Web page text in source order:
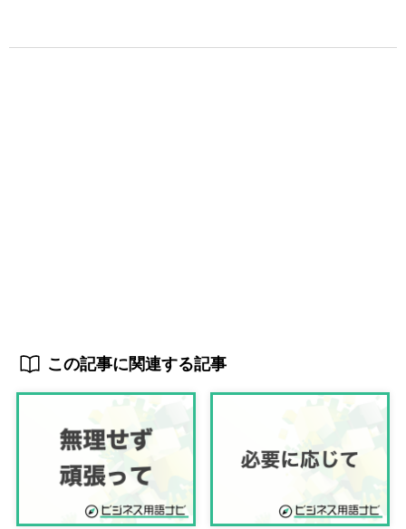
この記事に関連する記事